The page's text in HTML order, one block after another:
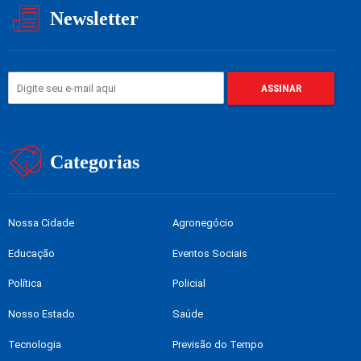
Newsletter
Categorias
Nossa Cidade Agronegócio
Educação Eventos Sociais
Política Policial
Nosso Estado Saúde
Tecnologia Previsão do Tempo